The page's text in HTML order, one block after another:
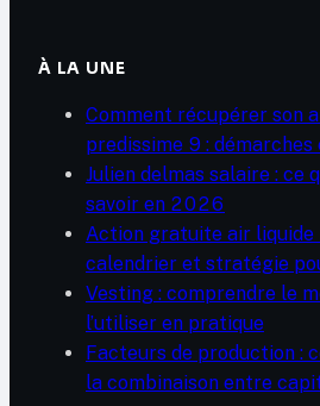
À LA UNE
Comment récupérer son
predissime 9 :
Julien delmas salaire : ce
savoir en 2026
Action gratuite air
calendrier et stratégie
Vesting : comprendre le
l’utiliser en pratique
Facteurs de production :
la combinaison entre